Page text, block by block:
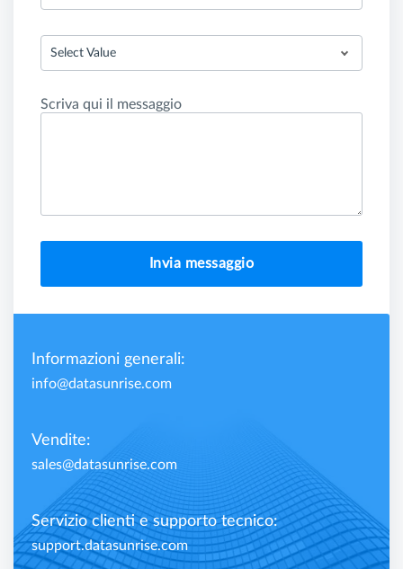
Select Value
Scriva qui il messaggio
Invia messaggio
Informazioni generali:
info@datasunrise.com
Vendite:
sales@datasunrise.com
Servizio clienti e supporto tecnico:
support.datasunrise.com